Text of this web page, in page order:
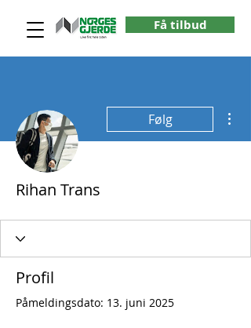
Få tilbud
Følg
Rihan Trans
Profil
Påmeldingsdato: 13. juni 2025